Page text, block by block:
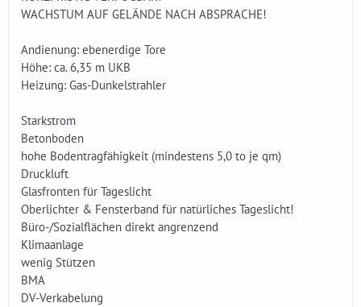
WACHSTUM AUF GELÄNDE NACH ABSPRACHE!
Andienung: ebenerdige Tore
Höhe: ca. 6,35 m UKB
Heizung: Gas-Dunkelstrahler
Starkstrom
Betonboden
hohe Bodentragfähigkeit (mindestens 5,0 to je qm)
Druckluft
Glasfronten für Tageslicht
Oberlichter & Fensterband für natürliches Tageslicht!
Büro-/Sozialflächen direkt angrenzend
Klimaanlage
wenig Stützen
BMA
DV-Verkabelung